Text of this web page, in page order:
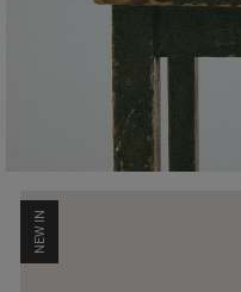
NEW IN